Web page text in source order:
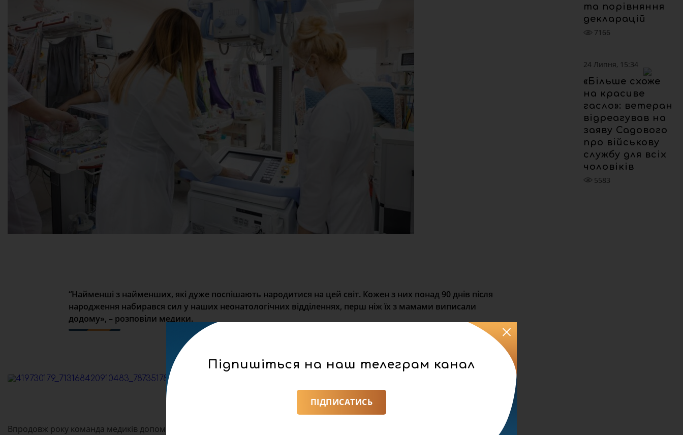
“Найменші з найменших, які дуже поспішають народитися на цей світ. Кожен з них понад 90 днів після
народження набирався сил у наших неонатологічних відділеннях, перш ніж їх з мамами виписали
додому», – розповіли медики.
Впродовж року команда медиків допомагала і поспішайкам, які народжувалися поза Центром. Неонатологічна бригада
та порівняння
декларацій
7166
24 Липня, 15:34
«Більше схоже
на красиве
гасло»: ветеран
відреагував на
заяву Садового
про військову
службу для всіх
чоловіків
5583
Підпишіться на наш телеграм канал
ПІДПИСАТИСЬ